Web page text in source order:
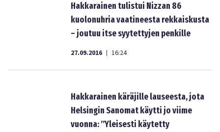
Hakkarainen tulistui Nizzan 86
kuolonuhria vaatineesta rekkaiskusta
– joutuu itse syytettyjen penkille
27.09.2016 | 16:24
Hakkarainen käräjille lauseesta, jota
Helsingin Sanomat käytti jo viime
vuonna: ”Yleisesti käytetty